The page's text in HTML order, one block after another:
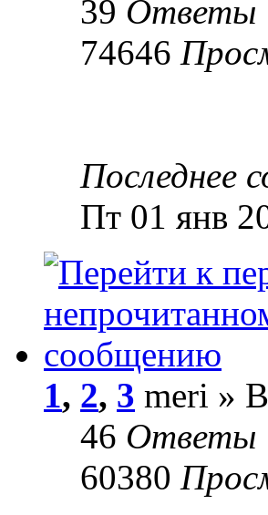
39 Ответы
74646
Последнее
Пт 01 янв
1, 2, 3 meri »
46 Ответы
60380